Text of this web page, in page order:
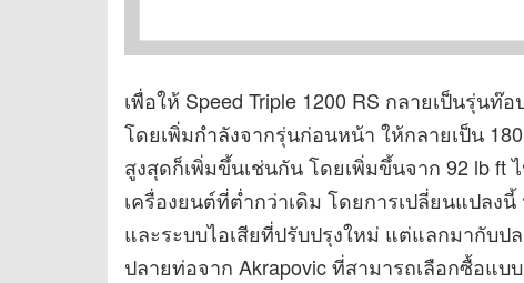
เพื่อให้ Speed Triple 1200 RS กลายเป็นรุ่น
โดยเพิ่มกำลังจากรุ่นก่อนหน้า ให้กลายเป็น
สูงสุดก็เพิ่มขึ้นเช่นกัน โดยเพิ่มขึ้นจาก 92 lb ft
เครื่องยนต์ที่ต่ำกว่าเดิม โดยการเปลี่ยนแปลง
และระบบไอเสียที่ปรับปรุงใหม่ แต่แลกมากับ
ปลายท่อจาก Akrapovic ที่สามารถเลือกซื้อแบ